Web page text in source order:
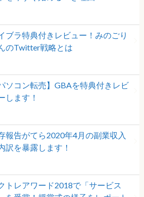
ブラ特典付きレビュー！みのごり
のTwitter戦略とは
パソコン転売】GBAを特典付きレビ
します！
報告がてら2020年4月の副業収入
訳を暴露します！
トレアワード2018で「サービス